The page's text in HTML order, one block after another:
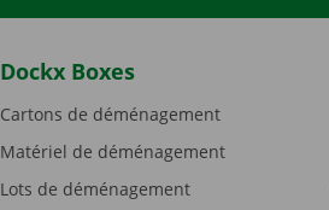
Dockx Boxes
Cartons de déménagement
Matériel de déménagement
Lots de déménagement